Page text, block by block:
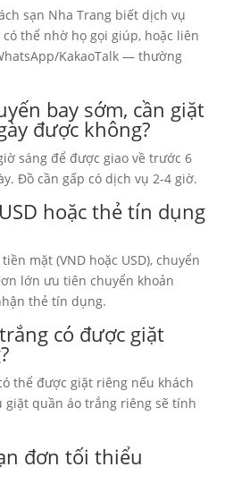
sạn Nha Trang biết dịch vụ
thể nhờ họ gọi giúp, hoặc liên
KakaoTalk — thường
bay sớm, cần giặt
được không?
sáng để được giao về trước 6
Đồ cần gấp có dịch vụ 2-4 giờ.
hoặc thẻ tín dụng
mặt (VND hoặc USD), chuyển
lớn ưu tiên chuyển khoản
thẻ tín dụng.
có được giặt
thể được giặt riêng nếu khách
giặt quần áo trắng riêng sẽ tính
đơn tối thiểu